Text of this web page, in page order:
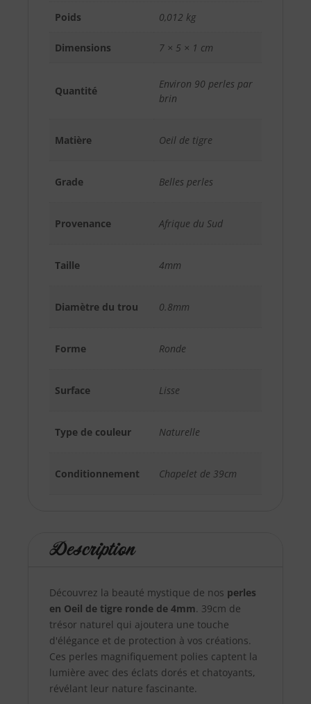
Poids 0,012 kg
Dimensions 7 × 5 × 1 cm
Quantité
Environ 90 perles par
brin
Matière Oeil de tigre
Grade Belles perles
Provenance Afrique du Sud
Taille 4mm
Diamètre du trou 0.8mm
Forme Ronde
Surface Lisse
Type de couleur Naturelle
Conditionnement Chapelet de 39cm
Description
Découvrez la beauté mystique de nos perles
en Oeil de tigre ronde de 4mm. 39cm de
trésor naturel qui ajoutera une touche
d'élégance et de protection à vos créations.
Ces perles magnifiquement polies captent la
lumière avec des éclats dorés et chatoyants,
révélant leur nature fascinante.